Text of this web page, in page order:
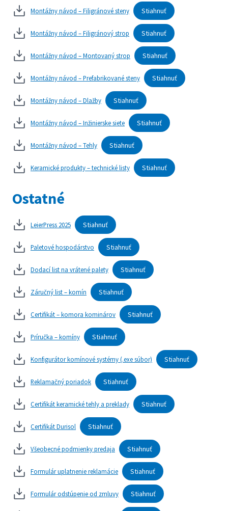
Montážny návod – Filigránové steny Stiahnuť
Montážny návod – Filigránový strop Stiahnuť
Montážny návod – Montovaný strop Stiahnuť
Montážny návod – Prefabrikované steny Stiahnuť
Montážny návod – Dlažby Stiahnuť
Montážny návod – Inžinierske siete Stiahnuť
Montážny návod – Tehly Stiahnuť
Keramické produkty – technické listy Stiahnuť
Ostatné
LeierPress 2025 Stiahnuť
Paletové hospodárstvo Stiahnuť
Dodací list na vrátené palety Stiahnuť
Záručný list – komín Stiahnuť
Certifikát – komora kominárov Stiahnuť
Príručka – komíny Stiahnuť
Konfigurátor komínové systémy (.exe súbor) Stiahnuť
Reklamačný poriadok Stiahnuť
Certifikát keramické tehly a preklady Stiahnuť
Certifikát Durisol Stiahnuť
Všeobecné podmienky predaja Stiahnuť
Formulár uplatnenie reklamácie Stiahnuť
Formulár odstúpenie od zmluvy Stiahnuť